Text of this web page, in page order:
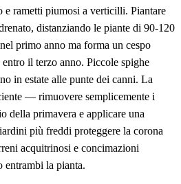
e rametti piumosi a verticilli. Piantare
distanziando le piante di 90-120
primo anno ma forma un cespo
il terzo anno. Piccole spighe
in estate alle punte dei canni. La
— rimuovere semplicemente i
della primavera e applicare una
più freddi proteggere la corona
acquitrinosi e concimazioni
entrambi la pianta.